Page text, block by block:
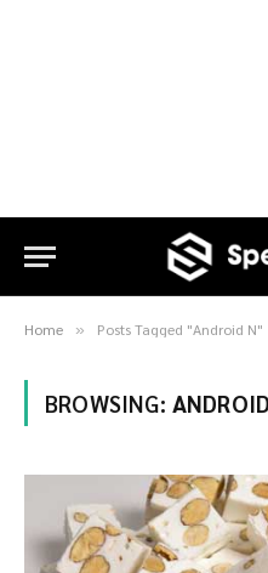
Home » Posts Tagged "Android N"
BROWSING: